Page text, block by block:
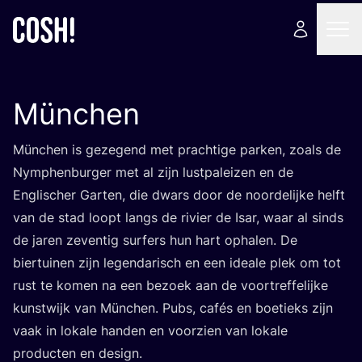
München
Mün­chen is geze­gend met prach­ti­ge par­ken, zoals de
Nymp­hen­bur­ger met al zijn lust­pa­lei­zen en de
Engli­scher Gar­ten, die dwars door de noor­de­lij­ke helft
van de stad loopt langs de rivier de Isar, waar al sinds
de jaren zeven­tig sur­fers hun hart opha­len. De
bier­tui­nen zijn legen­da­risch en een ide­a­le plek om tot
rust te komen na een bezoek aan de voor­tref­fe­lij­ke
kunst­wijk van Mün­chen. Pubs, cafés en boe­tieks zijn
vaak in loka­le han­den en voor­zien van loka­le
pro­duc­ten en design.